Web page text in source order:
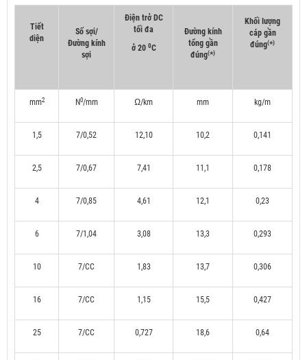
Tiết
diện
Số sợi/
Đường kính
sợi
Điện trở DC
tối đa
ở 20 0C
Đường kính
tổng gần
đúng(*)
Khối lượng
cáp gần
đúng(*)
mm2 N0/mm Ω/km mm kg/m
1,5 7/0,52 12,10 10,2 0,141
2,5 7/0,67 7,41 11,1 0,178
4 7/0,85 4,61 12,1 0,23
6 7/1,04 3,08 13,3 0,293
10 7/CC 1,83 13,7 0,306
16 7/CC 1,15 15,5 0,427
25 7/CC 0,727 18,6 0,64